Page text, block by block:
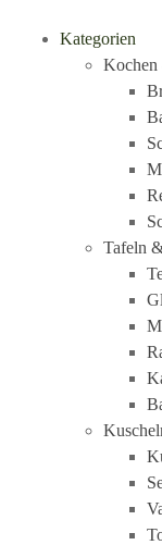
Kategorien
Kochen
Tafeln